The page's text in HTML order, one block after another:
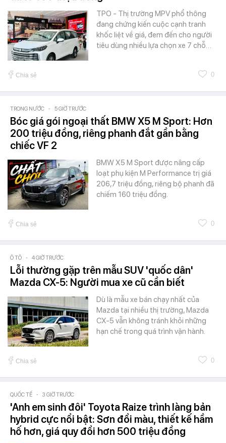
TPO - Thị trường MPV phổ thông
đang chứng kiến cuộc cạnh tranh
khốc liệt về giá, đem đến cho người
tiêu dùng nhiều lựa chọn xe 7 chỗ…
Chia sẻ 0
TRONG NƯỚC - 5 GIỜ TRƯỚC
Bóc giá gói ngoại thất BMW X5 M Sport: Hơn
200 triệu đồng, riêng phanh đắt gần bằng
chiếc VF 2
BMW X5 M Sport được nâng cấp
loạt phụ kiện M Performance trị giá
206,7 triệu đồng, riêng bộ phanh đã
chiếm 160 triệu đồng.
Chia sẻ 0
Ô TÔ - 4 GIỜ TRƯỚC
Lỗi thường gặp trên mẫu SUV 'quốc dân'
Mazda CX-5: Người mua xe cũ cần biết
Dù là mẫu xe bán chạy nhất của
Mazda tại nhiều thị trường, Mazda
CX-5 vẫn không tránh khỏi những
hạn chế trong quá trình vận hành.
Chia sẻ 0
QUỐC TẾ - 3 GIỜ TRƯỚC
'Anh em sinh đôi' Toyota Raize trình làng bản
hybrid cực nổi bật: Sơn đổi màu, thiết kế hầm
hố hơn, giá quy đổi hơn 500 triệu đồng